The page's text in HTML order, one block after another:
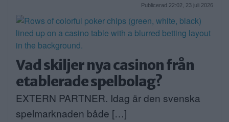
Publicerad 22:02, 23 juli 2026
Vad skiljer nya casinon från
etablerade spelbolag?
EXTERN PARTNER. Idag är den svenska
spelmarknaden både […]